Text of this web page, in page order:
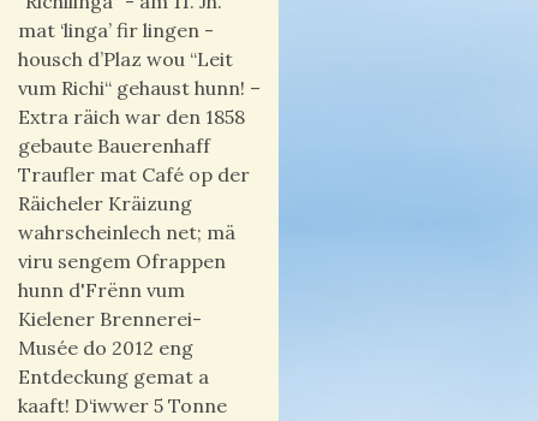
mat ‘linga’ fir lingen -
housch d’Plaz wou “Leit
vum Richi“ gehaust hunn! –
Extra räich war den 1858
gebaute Bauerenhaff
Traufler mat Café op der
Räicheler Kräizung
wahrscheinlech net; mä
viru sengem Ofrappen
hunn d'Frënn vum
Kielener Brennerei-
Musée do 2012 eng
Entdeckung gemat a
kaaft! D‘iwwer 5 Tonne